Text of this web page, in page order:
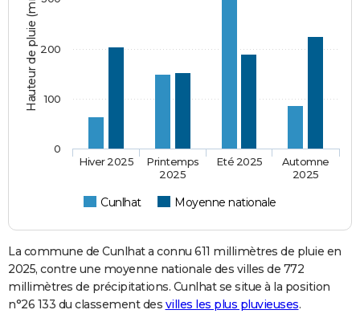
Hauteur de pluie (mm)
Cunlhat Moyenne nationale
Hiver 2025
Printemps
2025
Eté 2025
Automne
2025
0
100
200
La commune de Cunlhat a connu 611 millimètres de pluie en
2025, contre une moyenne nationale des villes de 772
millimètres de précipitations. Cunlhat se situe à la position
n°26 133 du classement des villes les plus pluvieuses.